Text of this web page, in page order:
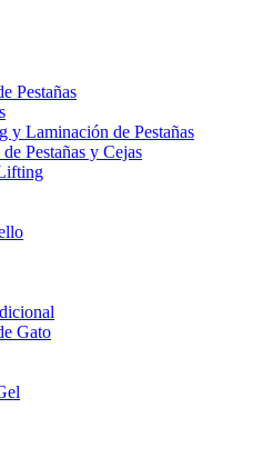
Pestañas
y Laminación de Pestañas
Pestañas y Cejas
Gato